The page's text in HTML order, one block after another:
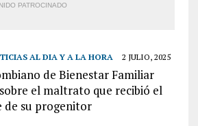
PATROCINADO
AL DIA Y A LA HORA 2 JULIO, 2025
de Bienestar Familiar
el maltrato que recibió el
su progenitor